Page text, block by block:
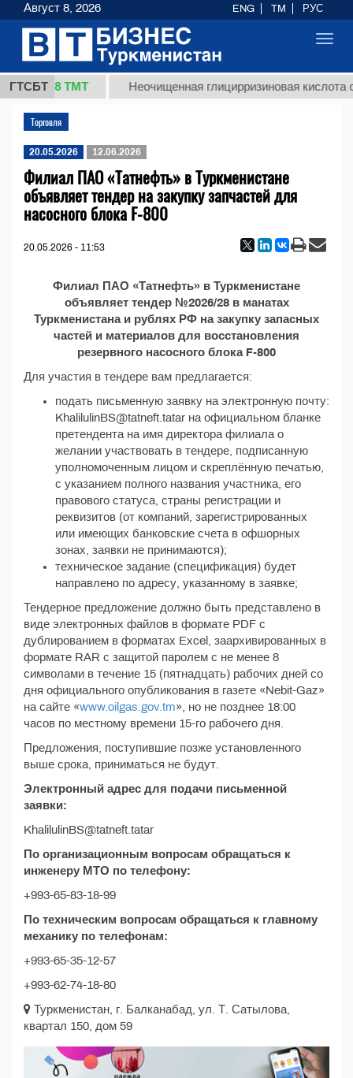
ГТСБТ37,8 ТМТ Неочищенная глицирризиновая кислота
Торговля
20.05.2026 12.06.2026
Филиал ПАО «Татнефть» в Туркменистане
объявляет тендер на закупку запчастей для
насосного блока F-800
20.05.2026 - 11:53
Филиал ПАО «Татнефть» в Туркменистане
объявляет тендер №2026/28 в манатах
Туркменистана и рублях РФ на закупку запасных
частей и материалов для восстановления
резервного насосного блока F-800
Для участия в тендере вам предлагается:
подать письменную заявку на электронную почту:
KhalilulinBS@tatneft.tatar на официальном бланке
претендента на имя директора филиала о
желании участвовать в тендере, подписанную
уполномоченным лицом и скреплённую печатью,
с указанием полного названия участника, его
правового статуса, страны регистрации и
реквизитов (от компаний, зарегистрированных
или имеющих банковские счета в офшорных
зонах, заявки не принимаются);
техническое задание (спецификация) будет
направлено по адресу, указанному в заявке;
Тендерное предложение должно быть представлено в
виде электронных файлов в формате PDF с
дублированием в форматах Excel, заархивированных в
формате RAR с защитой паролем с не менее 8
символами в течение 15 (пятнадцать) рабочих дней со
дня официального опубликования в газете «Nebit-Gaz»
на сайте «www.oilgas.gov.tm», но не позднее 18:00
часов по местному времени 15-го рабочего дня.
Предложения, поступившие позже установленного
выше срока, приниматься не будут.
Электронный адрес для подачи письменной
заявки:
KhalilulinBS@tatneft.tatar
По организационным вопросам обращаться к
инженеру МТО по телефону:
+993-65-83-18-99
По техническим вопросам обращаться к главному
механику по телефонам:
+993-65-35-12-57
+993-62-74-18-80
Туркменистан, г. Балканабад, ул. Т. Сатылова,
квартал 150, дом 59
Август 8, 2026 ENG TM РУС